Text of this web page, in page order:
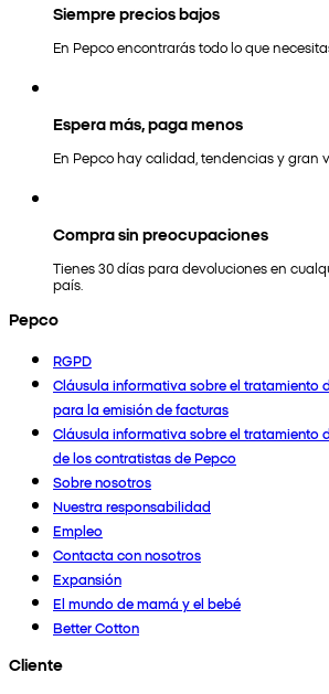
Siempre precios bajos
En Pepco encontrarás todo lo que
Espera más, paga menos
En Pepco hay calidad, tendencias y gran
Compra sin preocupaciones
Tienes 30 días para devoluciones en
país.
Pepco
RGPD
Cláusula informativa sobre el tratamiento
para la emisión de facturas
Cláusula informativa sobre el tratamiento
de los contratistas de Pepco
Sobre nosotros
Nuestra responsabilidad
Empleo
Contacta con nosotros
Expansión
El mundo de mamá y el bebé
Better Cotton
Cliente